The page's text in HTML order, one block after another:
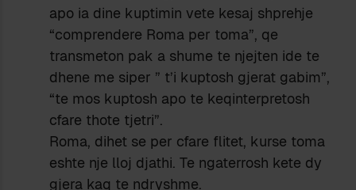
apo ia dine kuptimin vete kesaj shprehje
“comprendere Roma per toma”, qe
transmeton pak a shume te njejten ide te
dhene me siper ” t’i kuptosh gjerat gabim”,
“te mos kuptosh apo te keqinterpretosh
cfare thote tjetri”.
Roma, dihet se per cfare flitet, kurse toma
eshte nje lloj djathi. Te ngaterrosh kete dy
gjera kaq te ndryshme.